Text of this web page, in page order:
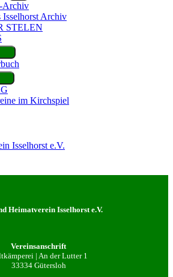
Archiv
Isselhorst Archiv
STELEN
im Kirchspiel
Heimatverein Isselhorst e.V.
Vereinsanschrift
| An der Lutter 1
33334 Gütersloh